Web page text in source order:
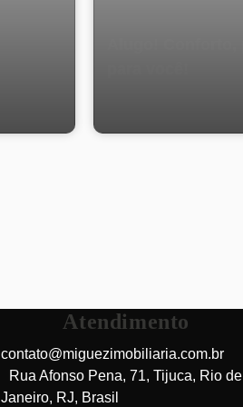
Atendimento
contato@miguezimobiliaria.com.br
Rua Afonso Pena, 71, Tijuca, Rio de
Janeiro, RJ, Brasil